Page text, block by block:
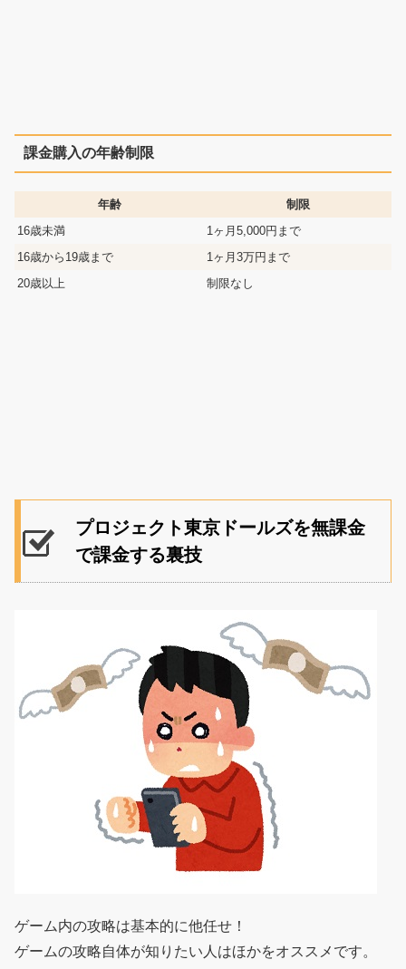
課金購入の年齢制限
年齢
制限
16歳未満
1ヶ月5,000円まで
16歳から19歳まで
1ヶ月3万円まで
20歳以上
制限なし
プロジェクト東京ドールズを無課金
で課金する裏技
ゲーム内の攻略は基本的に他任せ！
ゲームの攻略自体が知りたい人はほかをオススメです。